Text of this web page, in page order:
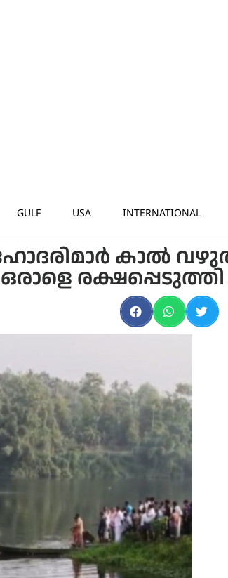
GULF USA INTERNATIONAL
കാല്‍
രക്ഷപ്പെടുത്തി